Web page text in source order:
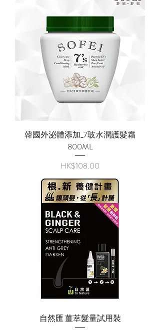
韓國外泌體添加_7玻水潤護髮霜
800ML
價格
HK$108.00
自然匯 薑萃髮量試用裝